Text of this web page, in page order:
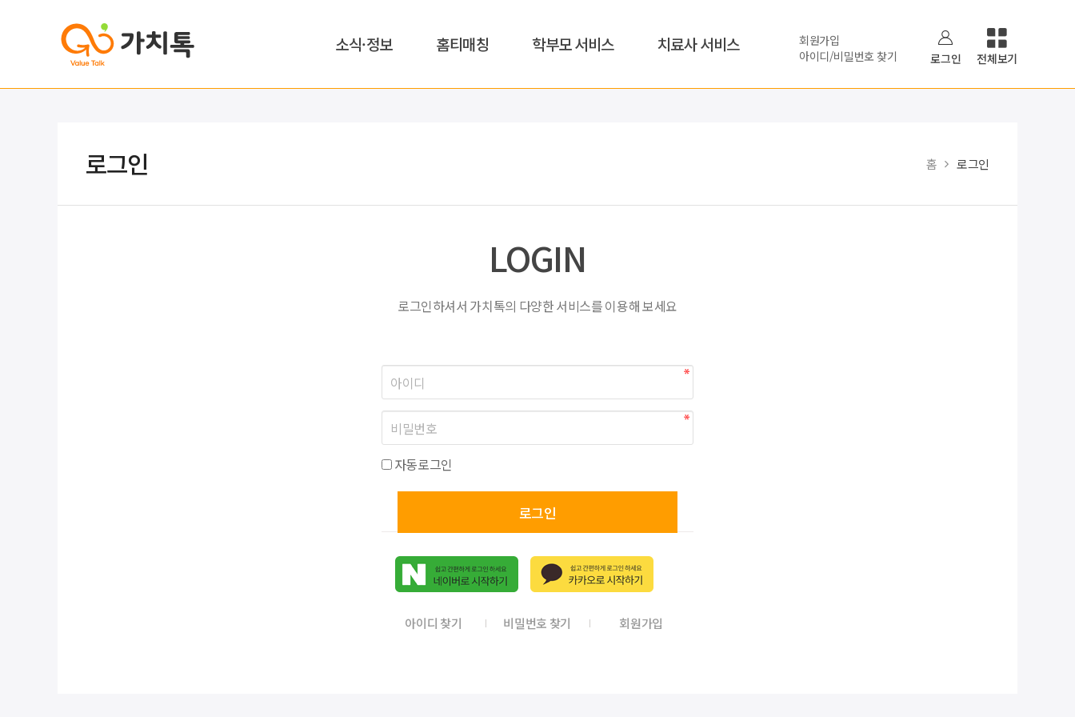
소식·정보 홈티매칭 학부모 서비스 치료사 서비스
회원가입
아이디/비밀번호 찾기
로그인 전체보기
로그인 홈 로그인
LOGIN
로그인하셔서 가치톡의 다양한 서비스를 이용해 보세요
자동로그인
로그인
아이디 찾기 비밀번호 찾기 회원가입